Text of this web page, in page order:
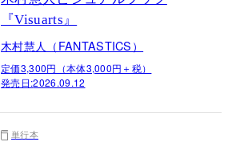
『Visuarts』
木村慧人（FANTASTICS）
定価3,300円（本体3,000円＋税）
発売日:2026.09.12
単行本